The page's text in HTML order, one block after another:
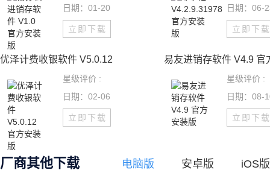
日期：01-20
立即下载
日期：06-
立即下载
优泽计费收银软件 V5.0.12
星级评价 :
日期：02-06
立即下载
易友进销存软件 V4.9 官
星级评价 :
日期：08-
立即下载
厂商其他下载 电脑版 安卓版 iOS版